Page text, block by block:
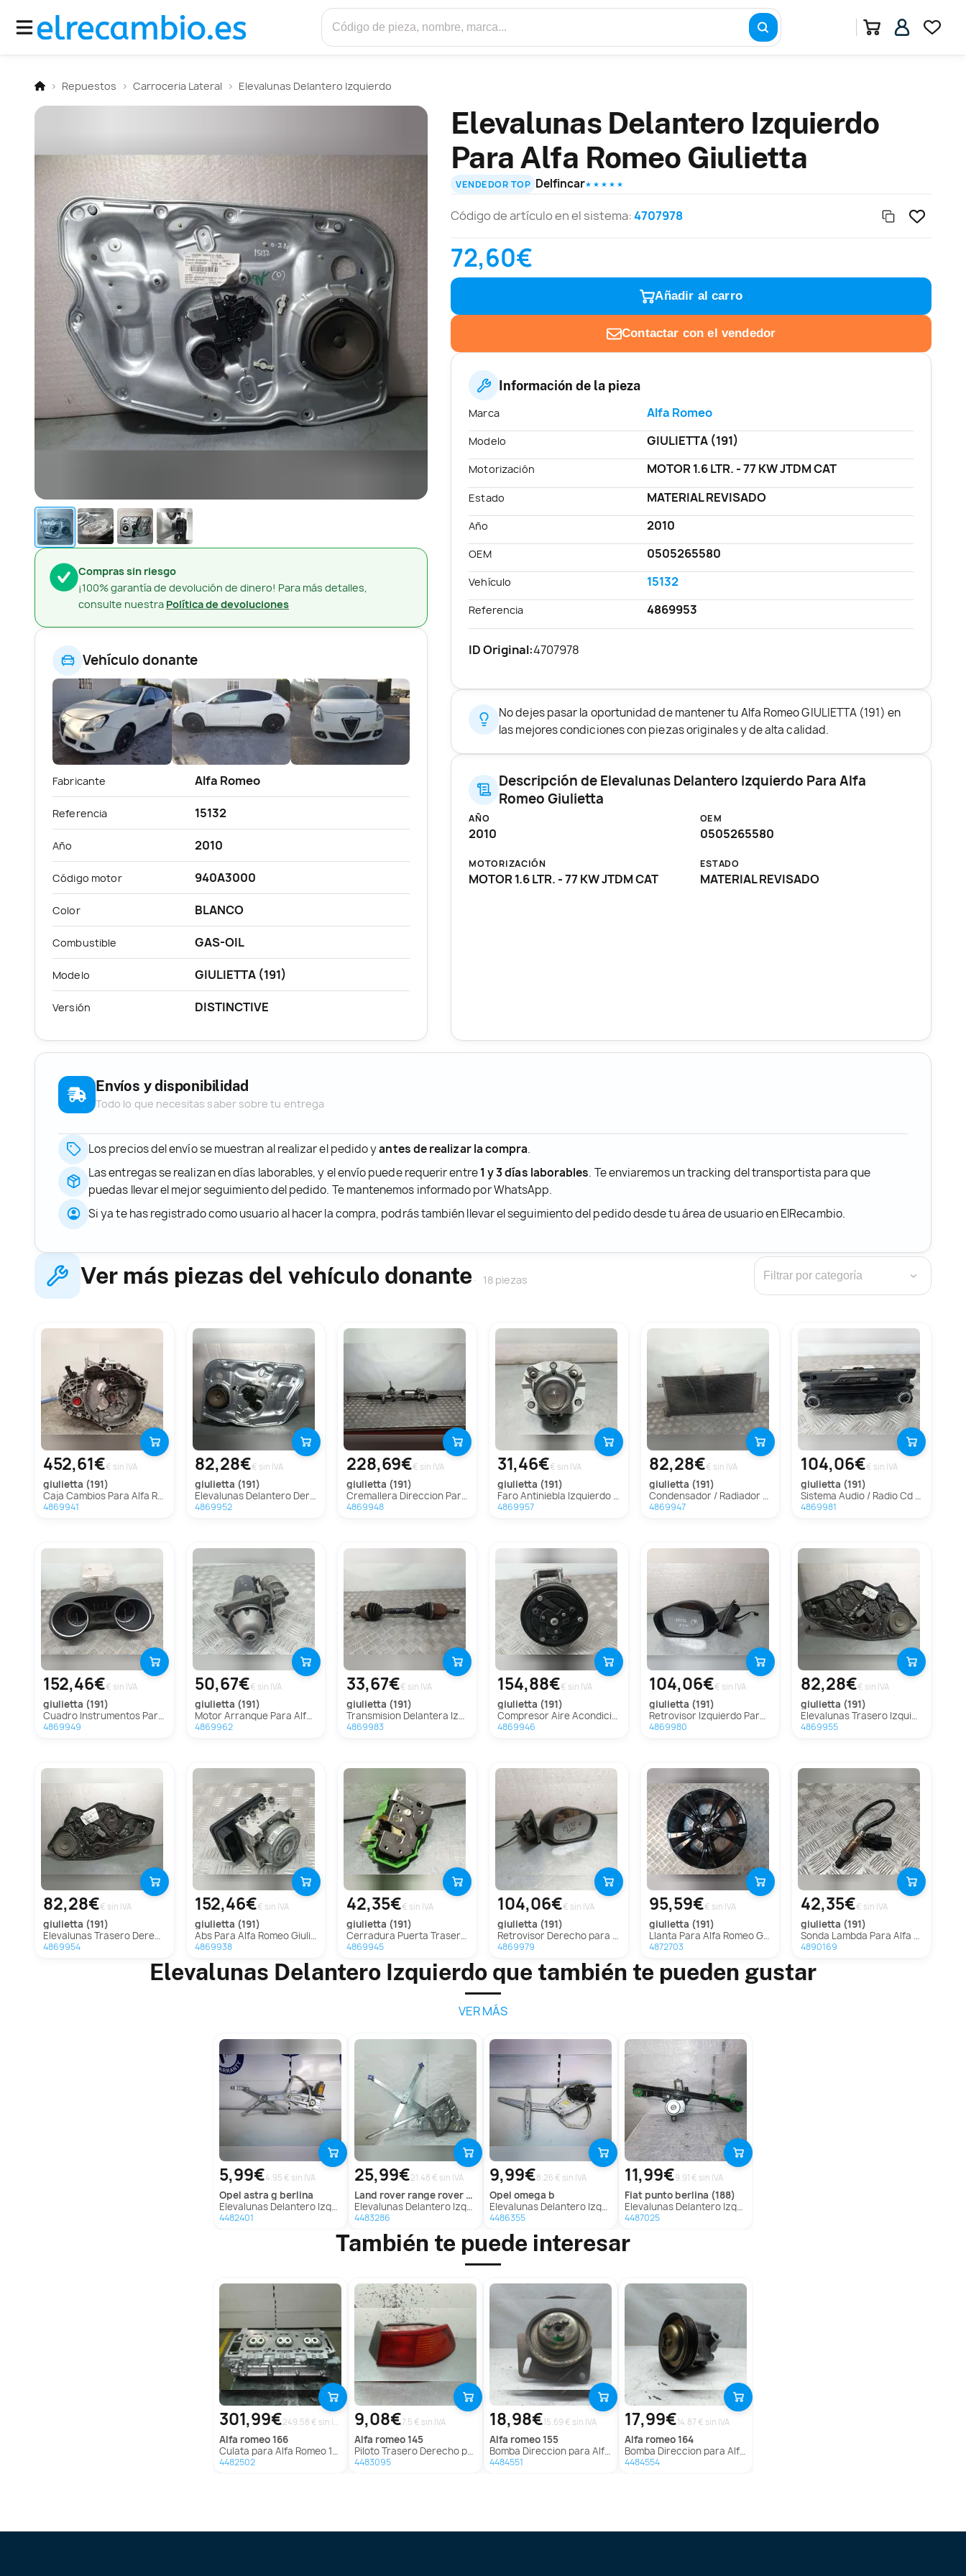
Repuestos Carroceria Lateral Elevalunas Delantero Izquierdo
Compras sin riesgo
¡100% garantía de devolución de dinero! Para más detalles,
consulte nuestra Política de devoluciones
Vehículo donante
Fabricante Alfa Romeo
Referencia 15132
Año 2010
Código motor 940A3000
Color BLANCO
Combustible GAS-OIL
Modelo GIULIETTA (191)
Versión DISTINCTIVE
Elevalunas Delantero Izquierdo
Para Alfa Romeo Giulietta
VENDEDOR TOP Delfincar★ ★ ★ ★ ★
Código de artículo en el sistema:4707978
72,60€
Añadir al carro
Contactar con el vendedor
Información de la pieza
Marca Alfa Romeo
Modelo GIULIETTA (191)
Motorización MOTOR 1.6 LTR. - 77 KW JTDM CAT
Estado MATERIAL REVISADO
Año 2010
OEM 0505265580
Vehículo 15132
Referencia 4869953
ID Original:4707978
No dejes pasar la oportunidad de mantener tu Alfa Romeo GIULIETTA (191) en
las mejores condiciones con piezas originales y de alta calidad.
Descripción de Elevalunas Delantero Izquierdo Para Alfa
Romeo Giulietta
AÑO
2010
OEM
0505265580
MOTORIZACIÓN
MOTOR 1.6 LTR. - 77 KW JTDM CAT
ESTADO
MATERIAL REVISADO
Envíos y disponibilidad
Todo lo que necesitas saber sobre tu entrega
Los precios del envío se muestran al realizar el pedido yantes de realizar la compra.
Las entregas se realizan en días laborables, y el envío puede requerir entre1 y 3 días laborables. Te enviaremos un tracking del transportista para que
puedas llevar el mejor seguimiento del pedido. Te mantenemos informado por WhatsApp.
Si ya te has registrado como usuario al hacer la compra, podrás también llevar el seguimiento del pedido desde tu área de usuario en ElRecambio.
Ver más piezas del vehículo donante 18 piezas ›
452,61€€ sin IVA
giulietta (191)
Caja Cambios Para Alfa Romeo Giulietta
4869941
82,28€€ sin IVA
giulietta (191)
Elevalunas Delantero Derecho Para Alfa Romeo Giulietta
4869952
228,69€€ sin IVA
giulietta (191)
Cremallera Direccion Para Alfa Romeo Giulietta
4869948
31,46€€ sin IVA
giulietta (191)
Faro Antiniebla Izquierdo Para Alfa Romeo Giulietta
4869957
82,28€€ sin IVA
giulietta (191)
Condensador / Radiador Aire Acondicionado Para Alfa Romeo Giulietta
4869947
104,06€€ sin IVA
giulietta (191)
Sistema Audio / Radio Cd Para Alfa Romeo Giulietta
4869981
152,46€€ sin IVA
giulietta (191)
Cuadro Instrumentos Para Alfa Romeo Giulietta
4869949
50,67€€ sin IVA
giulietta (191)
Motor Arranque Para Alfa Romeo Giulietta
4869962
33,67€€ sin IVA
giulietta (191)
Transmision Delantera Izquierda Para Alfa Romeo Giulietta
4869983
154,88€€ sin IVA
giulietta (191)
Compresor Aire Acondicionado Para Alfa Romeo Giulietta
4869946
104,06€€ sin IVA
giulietta (191)
Retrovisor Izquierdo Para Alfa Romeo Giulietta
4869980
82,28€€ sin IVA
giulietta (191)
Elevalunas Trasero Izquierdo Para Alfa Romeo Giulietta
4869955
82,28€€ sin IVA
giulietta (191)
Elevalunas Trasero Derecho Para Alfa Romeo Giulietta
4869954
152,46€€ sin IVA
giulietta (191)
Abs Para Alfa Romeo Giulietta
4869938
42,35€€ sin IVA
giulietta (191)
Cerradura Puerta Trasera Izquierda Para Alfa Romeo Giulietta
4869945
104,06€€ sin IVA
giulietta (191)
Retrovisor Derecho para Alfa Romeo Giulietta (191)
4869979
95,59€€ sin IVA
giulietta (191)
Llanta Para Alfa Romeo Giulietta
4872703
42,35€€ sin IVA
giulietta (191)
Sonda Lambda Para Alfa Romeo Giulietta
4890169
Elevalunas Delantero Izquierdo que también te pueden gustar
VER MÁS
5,99€4.95 € sin IVA
opel astra g berlina
Elevalunas Delantero Izquierdo Para Opel Astra G Berlina
4482401
25,99€21.48 € sin IVA
land rover range rover (lp)
Elevalunas Delantero Izquierdo Para Land Rover Range Rover
4483286
9,99€8.26 € sin IVA
opel omega b
Elevalunas Delantero Izquierdo Para Opel Omega B
4486355
11,99€9.91 € sin IVA
fiat punto berlina (188)
Elevalunas Delantero Izquierdo Para Fiat Punto Berlina
4487025
También te puede interesar
301,99€ 249.58 € sin IVA
alfa romeo166
Culata para Alfa Romeo 166
4482502
9,08€7.5 € sin IVA
alfa romeo145
Piloto Trasero Derecho para Alfa Romeo 145
4483095
18,98€15.69 € sin IVA
alfa romeo155
Bomba Direccion para Alfa Romeo 155
4484551
17,99€14.87 € sin IVA
alfa romeo164
Bomba Direccion para Alfa Romeo 164
4484554